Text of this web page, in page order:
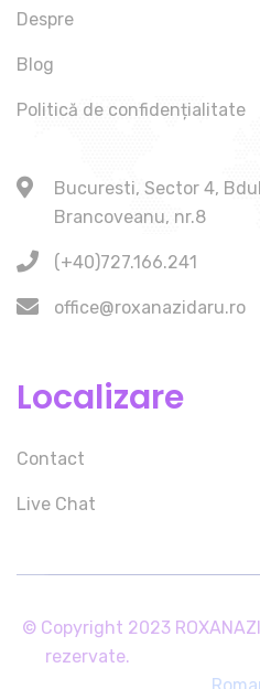
Despre
Blog
Politică de confidențialitate
Bucuresti, Sector 4,
Brancoveanu, nr.8
(+40)727.166.241
office@roxanazidaru.ro
Localizare
Contact
Live Chat
© Copyright 2023